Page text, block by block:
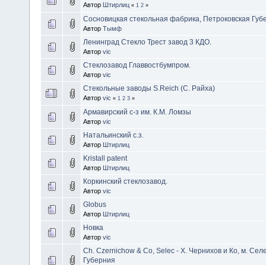
Автор Штирлиц « 1 2 »
Сосновицкая стекольная фабрика, Петроковская
Автор Тымф
Ленинград Стекло Трест завод 3 КДО.
Автор vic
Стеклозавод Главвостбумпром.
Автор vic
Стекольные заводы S.Reich (С. Райха)
Автор vic « 1 2 3 »
Армавирский с-з им. К.М. Ломзы
Автор vic
Натальинский с.з.
Автор Штирлиц
Kristall patent
Автор Штирлиц
Коркинский стеклозавод.
Автор vic
Globus
Автор Штирлиц
Новка
Автор vic
Ch. Czernichow & Co, Selec - Х. Чернихов и Ко, м.
Губерния